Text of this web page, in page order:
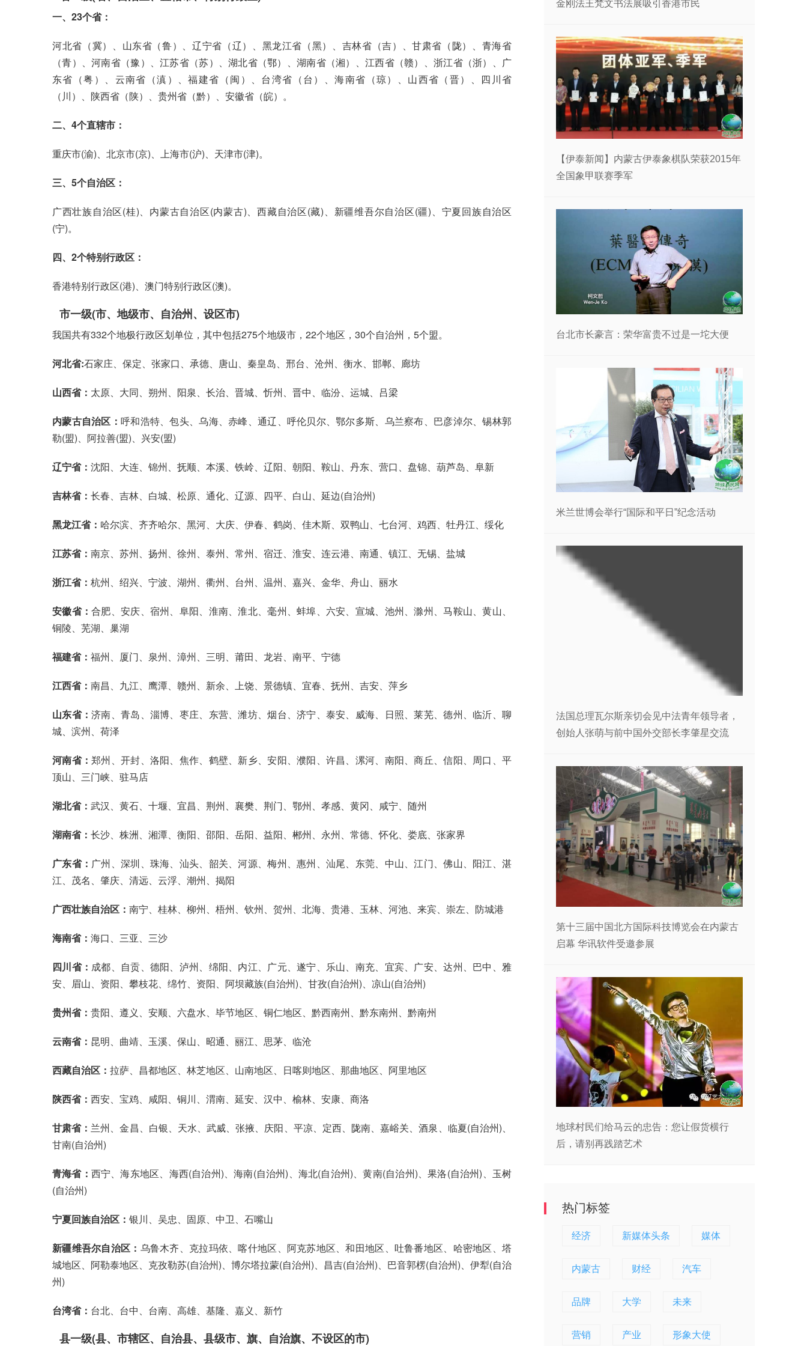
一、23个省：
河北省（冀）、山东省（鲁）、辽宁省（辽）、黑龙江省（黑）、吉林省（吉）、甘肃省（陇）、青海省
（青）、河南省（豫）、江苏省（苏）、湖北省（鄂）、湖南省（湘）、江西省（赣）、浙江省（浙）、广
东省（粤）、云南省（滇）、福建省（闽）、台湾省（台）、海南省（琼）、山西省（晋）、四川省
（川）、陕西省（陕）、贵州省（黔）、安徽省（皖）。
二、4个直辖市：
重庆市(渝)、北京市(京)、上海市(沪)、天津市(津)。
三、5个自治区：
广西壮族自治区(桂)、内蒙古自治区(内蒙古)、西藏自治区(藏)、新疆维吾尔自治区(疆)、宁夏回族自治区
(宁)。
四、2个特别行政区：
香港特别行政区(港)、澳门特别行政区(澳)。
市一级(市、地级市、自治州、设区市)
我国共有332个地极行政区划单位，其中包括275个地级市，22个地区，30个自治州，5个盟。
河北省:石家庄、保定、张家口、承德、唐山、秦皇岛、邢台、沧州、衡水、邯郸、廊坊
山西省： 太原、大同、朔州、阳泉、长治、晋城、忻州、晋中、临汾、运城、吕梁
内蒙古自治区： 呼和浩特、包头、乌海、赤峰、通辽、呼伦贝尔、鄂尔多斯、乌兰察布、巴彦淖尔、锡林郭
勒(盟)、阿拉善(盟)、兴安(盟)
辽宁省： 沈阳、大连、锦州、抚顺、本溪、铁岭、辽阳、朝阳、鞍山、丹东、营口、盘锦、葫芦岛、阜新
吉林省： 长春、吉林、白城、松原、通化、辽源、四平、白山、延边(自治州)
黑龙江省： 哈尔滨、齐齐哈尔、黑河、大庆、伊春、鹤岗、佳木斯、双鸭山、七台河、鸡西、牡丹江、绥化
江苏省： 南京、苏州、扬州、徐州、泰州、常州、宿迁、淮安、连云港、南通、镇江、无锡、盐城
浙江省： 杭州、绍兴、宁波、湖州、衢州、台州、温州、嘉兴、金华、舟山、丽水
安徽省：合肥、安庆、宿州、阜阳、淮南、淮北、毫州、蚌埠、六安、宣城、池州、滁州、马鞍山、黄山、
铜陵、芜湖、巢湖
福建省： 福州、厦门、泉州、漳州、三明、莆田、龙岩、南平、宁德
江西省： 南昌、九江、鹰潭、赣州、新余、上饶、景德镇、宜春、抚州、吉安、萍乡
山东省：济南、青岛、淄博、枣庄、东营、潍坊、烟台、济宁、泰安、威海、日照、莱芜、德州、临沂、聊
城、滨州、荷泽
河南省：郑州、开封、洛阳、焦作、鹤壁、新乡、安阳、濮阳、许昌、漯河、南阳、商丘、信阳、周口、平
顶山、三门峡、驻马店
湖北省： 武汉、黄石、十堰、宜昌、荆州、襄樊、荆门、鄂州、孝感、黄冈、咸宁、随州
湖南省： 长沙、株洲、湘潭、衡阳、邵阳、岳阳、益阳、郴州、永州、常德、怀化、娄底、张家界
广东省： 广州、深圳、珠海、汕头、韶关、河源、梅州、惠州、汕尾、东莞、中山、江门、佛山、阳江、湛
江、茂名、肇庆、清远、云浮、潮州、揭阳
广西壮族自治区： 南宁、桂林、柳州、梧州、钦州、贺州、北海、贵港、玉林、河池、来宾、崇左、防城港
海南省： 海口、三亚、三沙
四川省： 成都、自贡、德阳、泸州、绵阳、内江、广元、遂宁、乐山、南充、宜宾、广安、达州、巴中、雅
安、眉山、资阳、攀枝花、绵竹、资阳、阿坝藏族(自治州)、甘孜(自治州)、凉山(自治州)
贵州省： 贵阳、遵义、安顺、六盘水、毕节地区、铜仁地区、黔西南州、黔东南州、黔南州
云南省： 昆明、曲靖、玉溪、保山、昭通、丽江、思茅、临沧
西藏自治区： 拉萨、昌都地区、林芝地区、山南地区、日喀则地区、那曲地区、阿里地区
陕西省： 西安、宝鸡、咸阳、铜川、渭南、延安、汉中、榆林、安康、商洛
甘肃省： 兰州、金昌、白银、天水、武威、张掖、庆阳、平凉、定西、陇南、嘉峪关、酒泉、临夏(自治州)、
甘南(自治州)
青海省： 西宁、海东地区、海西(自治州)、海南(自治州)、海北(自治州)、黄南(自治州)、果洛(自治州)、玉树
(自治州)
宁夏回族自治区： 银川、吴忠、固原、中卫、石嘴山
新疆维吾尔自治区： 乌鲁木齐、克拉玛依、喀什地区、阿克苏地区、和田地区、吐鲁番地区、哈密地区、塔
城地区、阿勒泰地区、克孜勒苏(自治州)、博尔塔拉蒙(自治州)、昌吉(自治州)、巴音郭楞(自治州)、伊犁(自治
州)
台湾省： 台北、台中、台南、高雄、基隆、嘉义、新竹
县一级(县、市辖区、自治县、县级市、旗、自治旗、不设区的市)
金刚法王梵文书法展吸引香港市民
【伊泰新闻】内蒙古伊泰象棋队荣获2015年
全国象甲联赛季军
台北市长豪言：荣华富贵不过是一坨大便
米兰世博会举行“国际和平日”纪念活动
法国总理瓦尔斯亲切会见中法青年领导者，
创始人张萌与前中国外交部长李肇星交流
第十三届中国北方国际科技博览会在内蒙古
启幕 华讯软件受邀参展
地球村民们给马云的忠告：您让假货横行
后，请别再践踏艺术
热门标签
经济 新媒体头条 媒体
内蒙古 财经 汽车
品牌 大学 未来
营销 产业 形象大使